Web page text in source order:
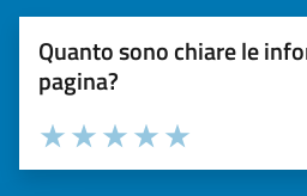
Quanto sono chiare le
pagina?
Valuta la chiarezza delle informazioni
Seleziona il numero di stelle
Valuta 5 stelle
Valuta 4 stelle su 5
Valuta 3 stelle su 5
Valuta 2 stelle su 5
Valuta 1 stelle su 5